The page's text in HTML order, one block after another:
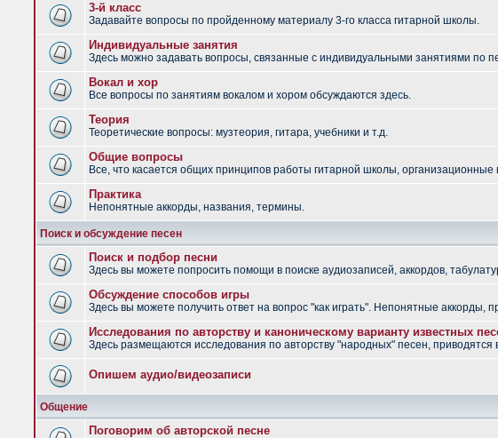
3-й класс
Задавайте вопросы по пройденному материалу 3-го класса гитарной школы.
Индивидуальные занятия
Здесь можно задавать вопросы, связанные с индивидуальными занятиями по
Вокал и хор
Все вопросы по занятиям вокалом и хором обсуждаются здесь.
Теория
Теоретические вопросы: музтеория, гитара, учебники и т.д.
Общие вопросы
Все, что касается общих принципов работы гитарной школы, организационные
Практика
Непонятные аккорды, названия, термины.
Поиск и обсуждение песен
Поиск и подбор песни
Здесь вы можете попросить помощи в поиске аудиозаписей, аккордов,
Обсуждение способов игры
Здесь вы можете получить ответ на вопрос "как играть". Непонятные аккорды,
Исследования по авторству и каноническому варианту известных
Здесь размещаются исследования по авторству "народных" песен, приводятся
Опишем аудио/видеозаписи
Общение
Поговорим об авторской песне